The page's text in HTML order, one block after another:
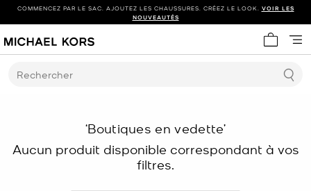
COMMENCEZ PAR LE SAC. AJOUTEZ LES CHAUSSURES. CRÉEZ LE LOOK. VOIR LES
NOUVEAUTÉS
Mon
Rechercher
‘Boutiques en vedette’
Aucun produit disponible correspondant à vos
filtres.